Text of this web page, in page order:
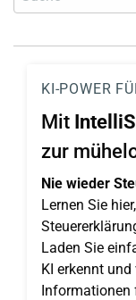
KI-POWER
Mit
zur
Nie wieder
Lernen Sie
Laden Sie
KI erkennt
Informationen